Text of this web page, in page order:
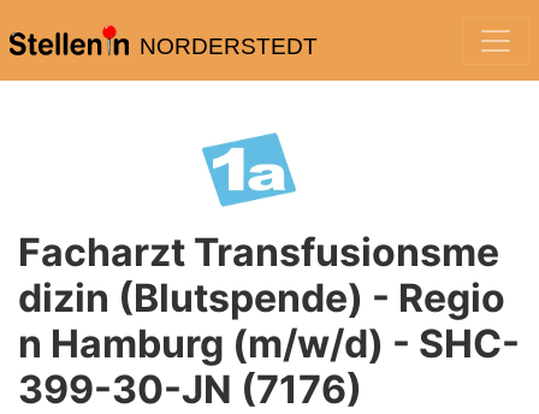
NORDERSTEDT
Facharzt Transfusionsme
dizin (Blutspende) - Regio
n Hamburg (m/w/d) - SHC-
399-30-JN (7176)